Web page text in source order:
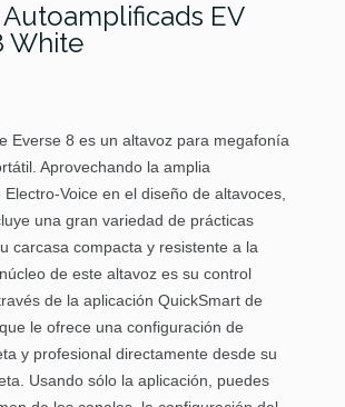
EV
White
Everse 8 es un altavoz para megafonía
Aprovechando la amplia
Voice en el diseño de altavoces,
una gran variedad de prácticas
carcasa compacta y resistente a la
de este altavoz es su control
de la aplicación QuickSmart de
le ofrece una configuración de
y profesional directamente desde su
Usando sólo la aplicación, puedes
PANTSONELV008